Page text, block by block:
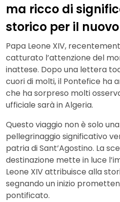
ma ricco di
storico per il
Papa Leone XIV,
catturato l’attenzione del
inattese. Dopo una lettera
cuori di molti, il Pontefice ha
che ha sorpreso molti
ufficiale sarà in Algeria.
Questo viaggio non è solo
pellegrinaggio significativo
patria di Sant’Agostino. La
destinazione mette in luce
Leone XIV attribuisce alla
segnando un inizio
pontificato.